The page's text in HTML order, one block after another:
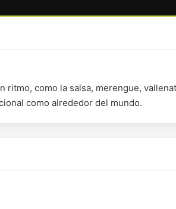
ritmo, como la salsa, merengue,
como alrededor del mundo.